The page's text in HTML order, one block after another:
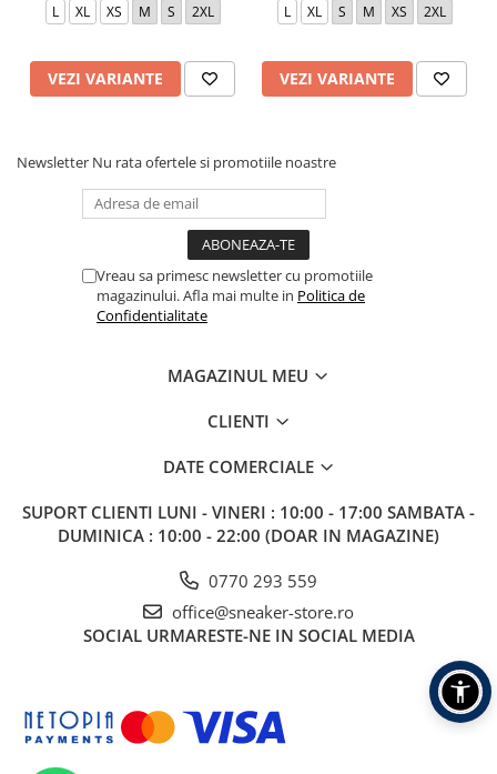
L XL XS M S 2XL
VEZI VARIANTE
L XL S M XS 2XL
VEZI VARIANTE
Newsletter Nu rata ofertele si promotiile noastre
Vreau sa primesc newsletter cu promotiile
magazinului. Afla mai multe in Politica de
Confidentialitate
MAGAZINUL MEU
CLIENTI
DATE COMERCIALE
SUPORT CLIENTI LUNI - VINERI : 10:00 - 17:00 SAMBATA -
DUMINICA : 10:00 - 22:00 (DOAR IN MAGAZINE)
0770 293 559
office@sneaker-store.ro
SOCIAL URMARESTE-NE IN SOCIAL MEDIA